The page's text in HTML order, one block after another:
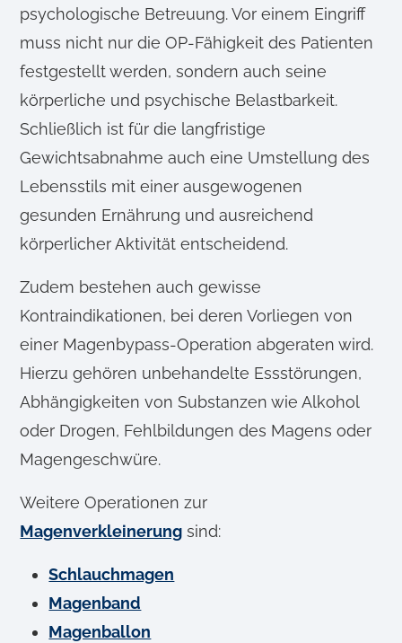
psychologische Betreuung. Vor einem Eingriff
muss nicht nur die OP-Fähigkeit des Patienten
festgestellt werden, sondern auch seine
körperliche und psychische Belastbarkeit.
Schließlich ist für die langfristige
Gewichtsabnahme auch eine Umstellung des
Lebensstils mit einer ausgewogenen
gesunden Ernährung und ausreichend
körperlicher Aktivität entscheidend.
Zudem bestehen auch gewisse
Kontraindikationen, bei deren Vorliegen von
einer Magenbypass-Operation abgeraten wird.
Hierzu gehören unbehandelte Essstörungen,
Abhängigkeiten von Substanzen wie Alkohol
oder Drogen, Fehlbildungen des Magens oder
Magengeschwüre.
Weitere Operationen zur
Magenverkleinerung sind:
Schlauchmagen
Magenband
Magenballon